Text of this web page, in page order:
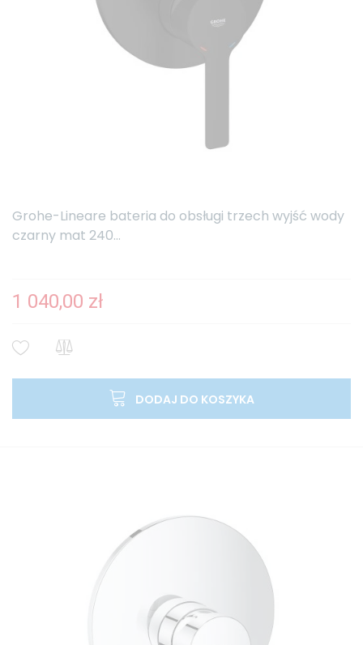
Grohe-Lineare bateria do obsługi trzech wyjść wody
czarny mat 240...
1 040,00 zł
DODAJ DO KOSZYKA